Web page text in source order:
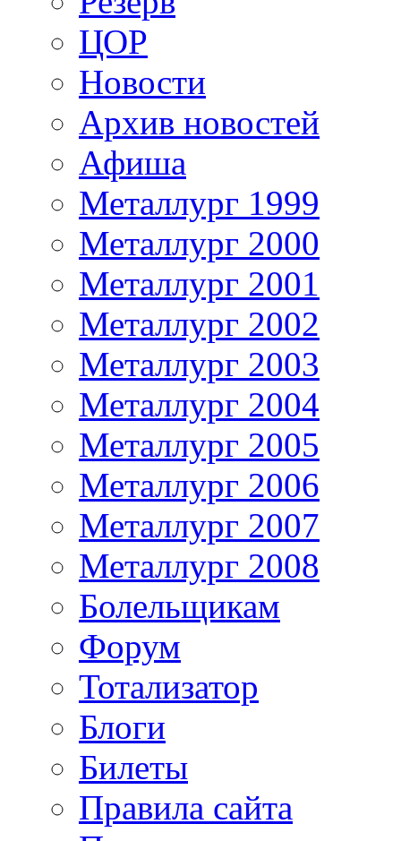
ЦОР
Новости
Архив новостей
Афиша
Металлург 1999
Металлург 2000
Металлург 2001
Металлург 2002
Металлург 2003
Металлург 2004
Металлург 2005
Металлург 2006
Металлург 2007
Металлург 2008
Болельщикам
Форум
Тотализатор
Блоги
Билеты
Правила сайта